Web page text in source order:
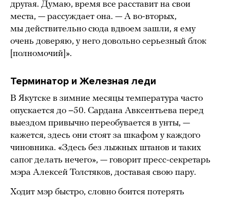
другая. Думаю, время все расставит на свои
места, — рассуждает она. — А во-вторых,
мы действительно сюда вдвоем зашли, я ему
очень доверяю, у него довольно серьезный блок
[полномочий]».
Терминатор и Железная леди
В Якутске в зимние месяцы температура часто
опускается до −50. Сардана Авксентьева перед
выездом привычно переобувается в унты, —
кажется, здесь они стоят за шкафом у каждого
чиновника. «Здесь без лыжных штанов и таких
сапог делать нечего», — говорит пресс-секретарь
мэра Алексей Толстяков, доставая свою пару.
Ходит мэр быстро, словно боится потерять